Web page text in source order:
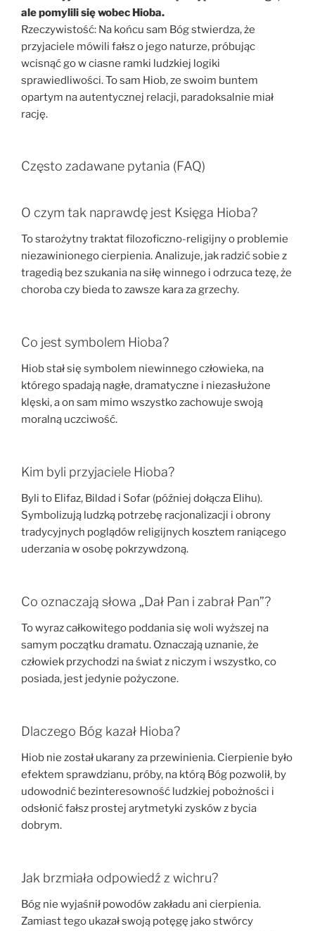
ale pomylili się wobec Hioba.
Rzeczywistość: Na końcu sam Bóg stwierdza, że
przyjaciele mówili fałsz o jego naturze, próbując
wcisnąć go w ciasne ramki ludzkiej logiki
sprawiedliwości. To sam Hiob, ze swoim buntem
opartym na autentycznej relacji, paradoksalnie miał
rację.
Często zadawane pytania (FAQ)
O czym tak naprawdę jest Księga Hioba?
To starożytny traktat filozoficzno-religijny o problemie
niezawinionego cierpienia. Analizuje, jak radzić sobie z
tragedią bez szukania na siłę winnego i odrzuca tezę, że
choroba czy bieda to zawsze kara za grzechy.
Co jest symbolem Hioba?
Hiob stał się symbolem niewinnego człowieka, na
którego spadają nagłe, dramatyczne i niezasłużone
klęski, a on sam mimo wszystko zachowuje swoją
moralną uczciwość.
Kim byli przyjaciele Hioba?
Byli to Elifaz, Bildad i Sofar (później dołącza Elihu).
Symbolizują ludzką potrzebę racjonalizacji i obrony
tradycyjnych poglądów religijnych kosztem raniącego
uderzania w osobę pokrzywdzoną.
Co oznaczają słowa „Dał Pan i zabrał Pan”?
To wyraz całkowitego poddania się woli wyższej na
samym początku dramatu. Oznaczają uznanie, że
człowiek przychodzi na świat z niczym i wszystko, co
posiada, jest jedynie pożyczone.
Dlaczego Bóg kazał Hioba?
Hiob nie został ukarany za przewinienia. Cierpienie było
efektem sprawdzianu, próby, na którą Bóg pozwolił, by
udowodnić bezinteresowność ludzkiej pobożności i
odsłonić fałsz prostej arytmetyki zysków z bycia
dobrym.
Jak brzmiała odpowiedź z wichru?
Bóg nie wyjaśnił powodów zakładu ani cierpienia.
Zamiast tego ukazał swoją potęgę jako stwórcy